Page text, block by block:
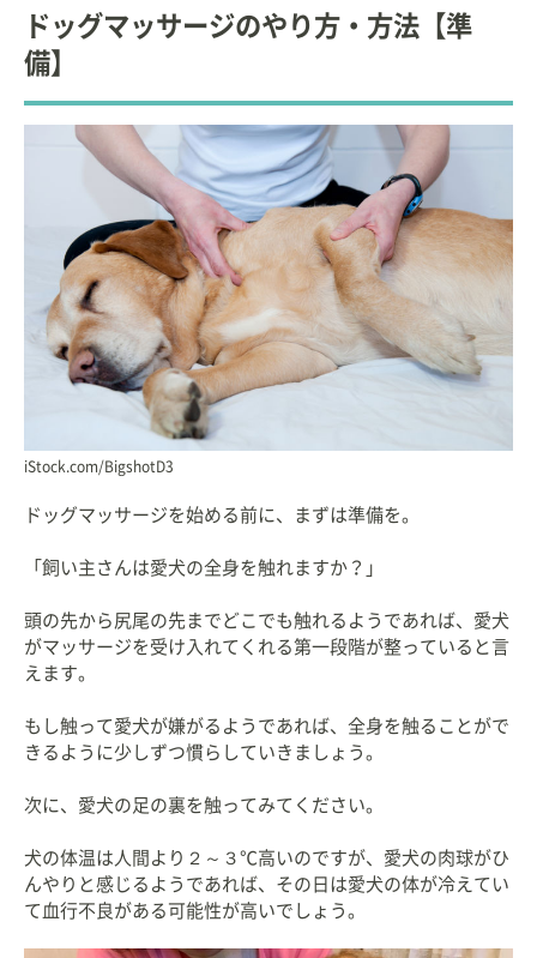
生涯を全うできるようお手伝いしたく、日々精進中
ドッグマッサージのやり方・方法【準
備】
iStock.com/BigshotD3
ドッグマッサージを始める前に、まずは準備を。
「飼い主さんは愛犬の全身を触れますか？」
頭の先から尻尾の先までどこでも触れるようであれば、愛犬
がマッサージを受け入れてくれる第一段階が整っていると言
えます。
もし触って愛犬が嫌がるようであれば、全身を触ることがで
きるように少しずつ慣らしていきましょう。
次に、愛犬の足の裏を触ってみてください。
犬の体温は人間より２～３℃高いのですが、愛犬の肉球がひ
んやりと感じるようであれば、その日は愛犬の体が冷えてい
て血行不良がある可能性が高いでしょう。